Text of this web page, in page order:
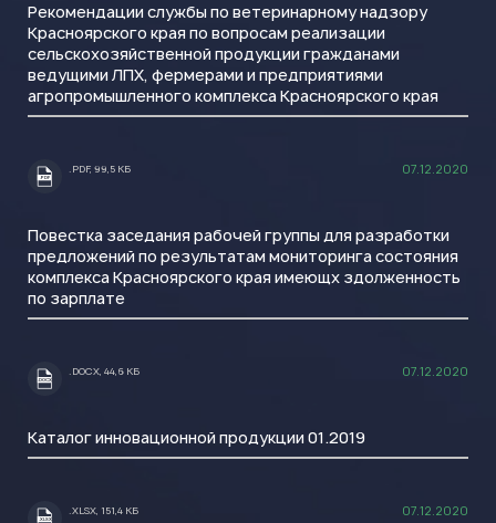
Рекомендации службы по ветеринарному надзору
Красноярского края по вопросам реализации
сельскохозяйственной продукции гражданами
ведущими ЛПХ, фермерами и предприятиями
агропромышленного комплекса Красноярского края
.PDF
.PDF, 99,5 КБ 07.12.2020
Повестка заседания рабочей группы для разработки
предложений по результатам мониторинга состояния
комплекса Красноярского края имеющх здолженность
по зарплате
.DOCX
.DOCX, 44,6 КБ 07.12.2020
Каталог инновационной продукции 01.2019
.XLSX
.XLSX, 151,4 КБ 07.12.2020